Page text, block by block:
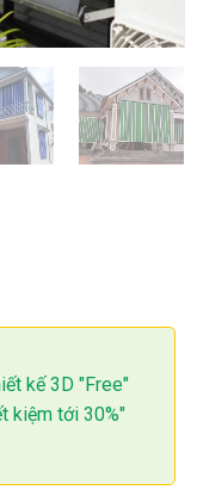
kế 3D "Free"
kiệm tới 30%"